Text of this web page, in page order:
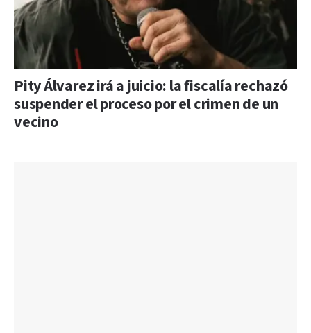
Pity Álvarez irá a juicio: la fiscalía rechazó
suspender el proceso por el crimen de un
vecino